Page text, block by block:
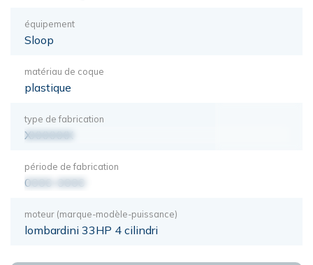
équipement
Sloop
matériau de coque
plastique
type de fabrication
XXXXXXX
période de fabrication
0000-0000
moteur (marque-modèle-puissance)
lombardini 33HP 4 cilindri